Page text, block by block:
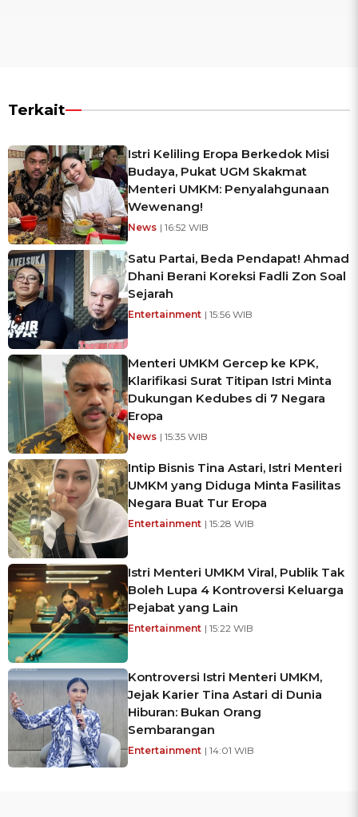
Terkait
Istri Keliling Eropa Berkedok Misi
Budaya, Pukat UGM Skakmat
Menteri UMKM: Penyalahgunaan
Wewenang!
News | 16:52 WIB
Satu Partai, Beda Pendapat! Ahmad
Dhani Berani Koreksi Fadli Zon Soal
Sejarah
Entertainment | 15:56 WIB
Menteri UMKM Gercep ke KPK,
Klarifikasi Surat Titipan Istri Minta
Dukungan Kedubes di 7 Negara
Eropa
News | 15:35 WIB
Intip Bisnis Tina Astari, Istri Menteri
UMKM yang Diduga Minta Fasilitas
Negara Buat Tur Eropa
Entertainment | 15:28 WIB
Istri Menteri UMKM Viral, Publik Tak
Boleh Lupa 4 Kontroversi Keluarga
Pejabat yang Lain
Entertainment | 15:22 WIB
Kontroversi Istri Menteri UMKM,
Jejak Karier Tina Astari di Dunia
Hiburan: Bukan Orang
Sembarangan
Entertainment | 14:01 WIB